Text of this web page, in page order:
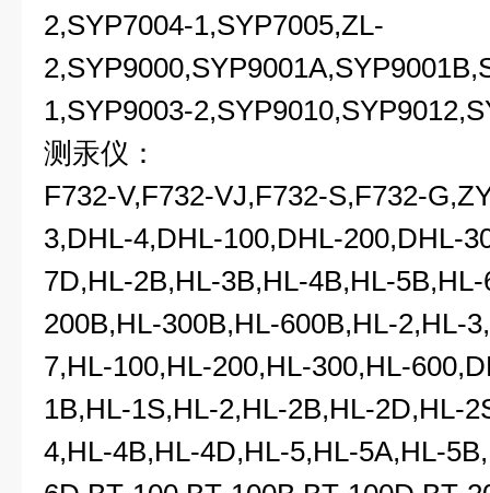
2,SYP7004-1,SYP7005,ZL-
1,SYP9003-
测汞仪：
F732-V,F732-VJ,F732-S,F732-
3,DHL-4,DHL-100,DHL-200,DHL-
7D,HL-2B,HL-3B,HL-4B,HL-
200B,HL-300B,HL-600B,HL-2,HL-
7,HL-100,HL-200,HL-300,HL-
1B,HL-1S,HL-2,HL-2B,HL-2D,HL-
4,HL-4B,HL-4D,HL-5,HL-5A,HL-